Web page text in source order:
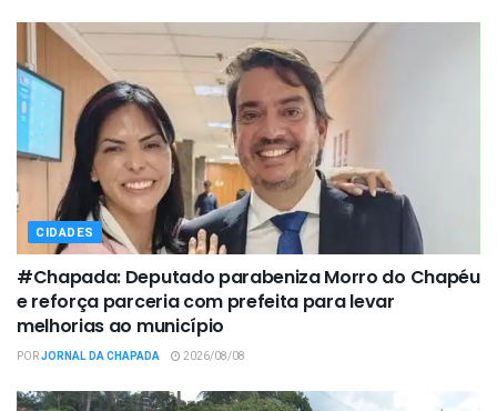
CIDADES
#Chapada: Deputado parabeniza Morro do Chapéu
e reforça parceria com prefeita para levar
melhorias ao município
PORJORNAL DA CHAPADA 2026/08/08